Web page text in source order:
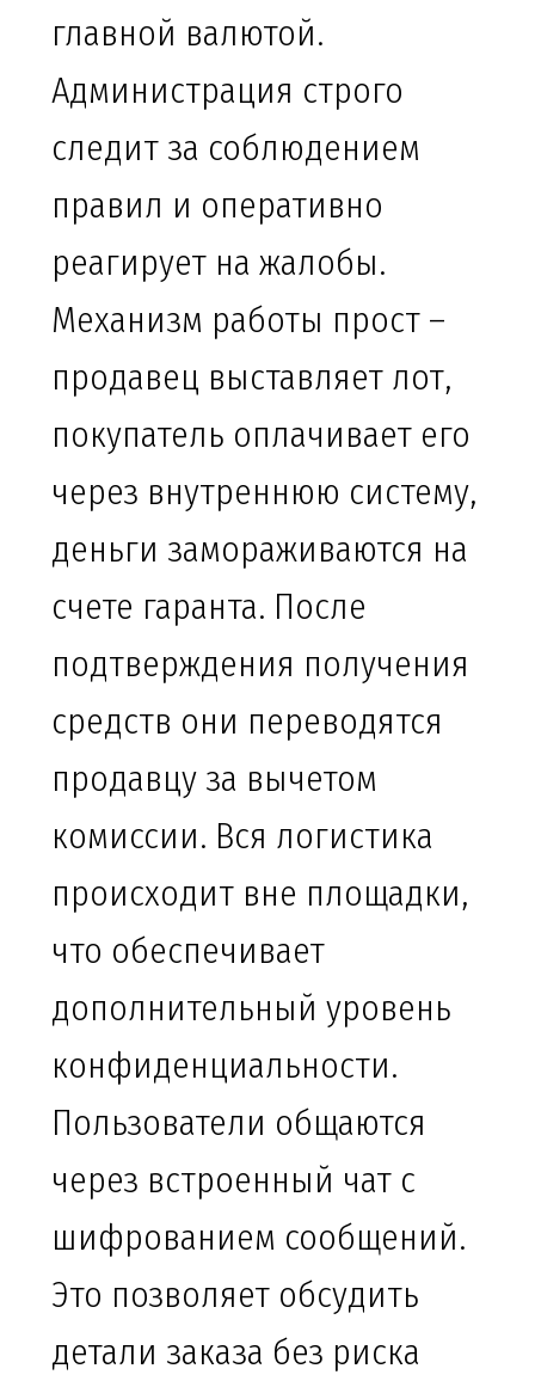
главной валютой.
Администрация строго
следит за соблюдением
правил и оперативно
реагирует на жалобы.
Механизм работы прост –
продавец выставляет лот,
покупатель оплачивает его
через внутреннюю систему,
деньги замораживаются на
счете гаранта. После
подтверждения получения
средств они переводятся
продавцу за вычетом
комиссии. Вся логистика
происходит вне площадки,
что обеспечивает
дополнительный уровень
конфиденциальности.
Пользователи общаются
через встроенный чат с
шифрованием сообщений.
Это позволяет обсудить
детали заказа без риска